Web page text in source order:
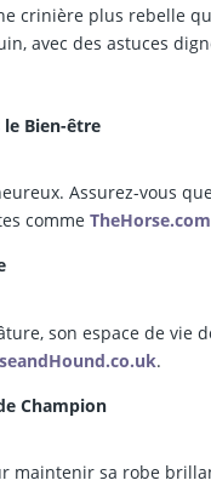
crinière plus rebelle
avec des astuces
le Bien-être
Assurez-vous
commeTheHorse.com
son espace de
.
Champion
maintenir sa robe